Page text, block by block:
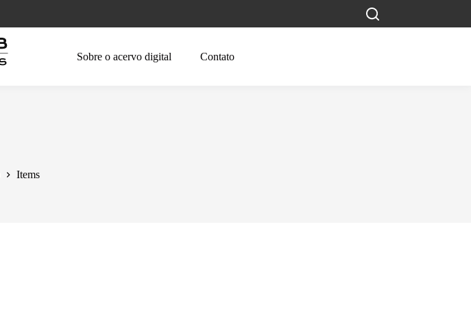
Sobre o acervo digital Contato
Items